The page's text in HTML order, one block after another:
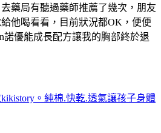
藥局有聽過藥師推薦了幾次，朋友
他喝看看，目前狀況都OK，便便
諾優能成長配方讓我的胸部終於退
。純棉.快乾.透氣讓孩子身體